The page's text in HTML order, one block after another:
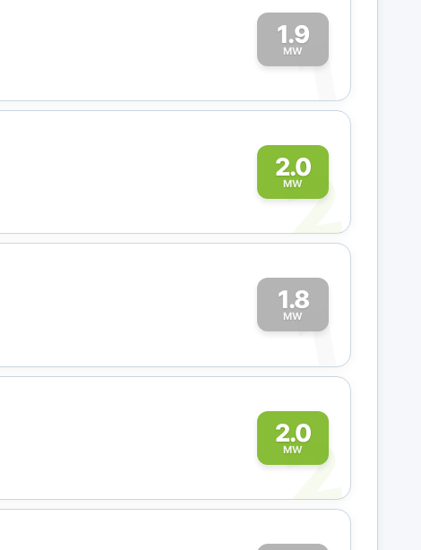
1.9
MW
1
2.0
MW
2
1.8
MW
1
2.0
MW
2